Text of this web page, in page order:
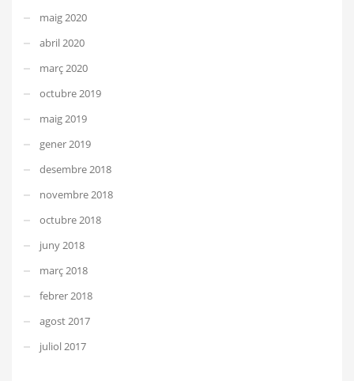
maig 2020
abril 2020
març 2020
octubre 2019
maig 2019
gener 2019
desembre 2018
novembre 2018
octubre 2018
juny 2018
març 2018
febrer 2018
agost 2017
juliol 2017